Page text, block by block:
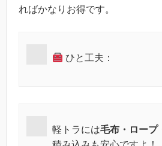
ればかなりお得です。
ひと工夫：
軽トラには毛布・ロープ